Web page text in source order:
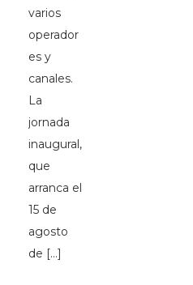
varios
operador
es y
canales.
La
jornada
inaugural,
que
arranca el
15 de
agosto
de […]